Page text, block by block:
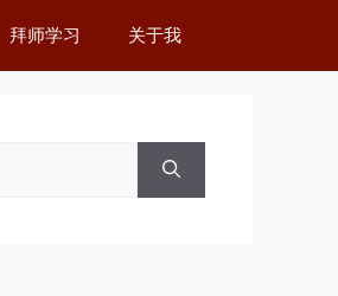
拜师学习 关于我